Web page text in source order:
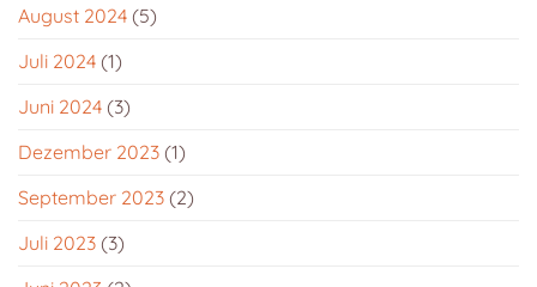
August 2024 (5)
Juli 2024 (1)
Juni 2024 (3)
Dezember 2023 (1)
September 2023 (2)
Juli 2023 (3)